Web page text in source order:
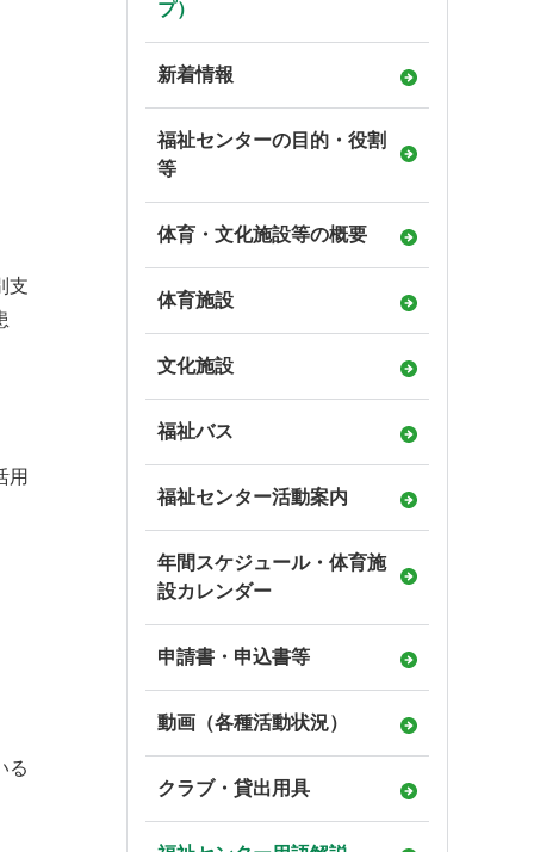
支
用
る
プ）
新着情報
福祉センターの目的・役割
等
体育・文化施設等の概要
体育施設
文化施設
福祉バス
福祉センター活動案内
年間スケジュール・体育施
設カレンダー
申請書・申込書等
動画（各種活動状況）
クラブ・貸出用具